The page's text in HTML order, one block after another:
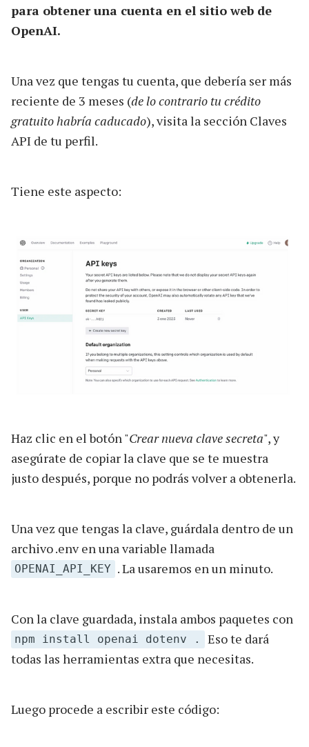
para obtener una cuenta en el sitio web de
OpenAI.
Una vez que tengas tu cuenta, que debería ser más
reciente de 3 meses (de lo contrario tu crédito
gratuito habría caducado), visita la sección Claves
API de tu perfil.
Tiene este aspecto:
Haz clic en el botón "Crear nueva clave secreta", y
asegúrate de copiar la clave que se te muestra
justo después, porque no podrás volver a obtenerla.
Una vez que tengas la clave, guárdala dentro de un
archivo .env en una variable llamada
OPENAI_API_KEY . La usaremos en un minuto.
Con la clave guardada, instala ambos paquetes con
npm install openai dotenv .
Eso te dará
todas las herramientas extra que necesitas.
Luego procede a escribir este código: